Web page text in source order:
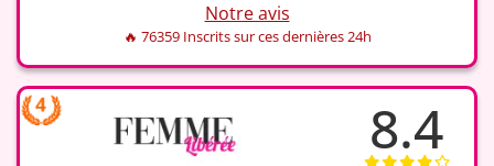
Notre avis
🔥 76359 Inscrits sur ces dernières 24h
8.4